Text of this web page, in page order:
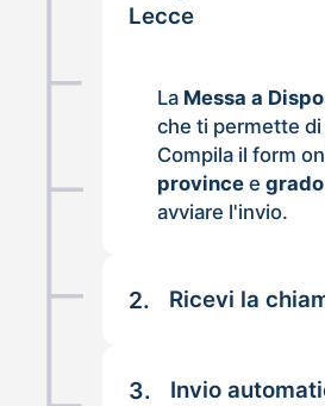
Lecce
La Messa a
che ti permette
Compila il form
province e
avviare l'invio.
2. Ricevi la
3. Invio